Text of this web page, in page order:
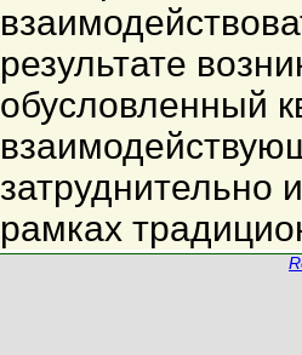
результате
обусловленный
затруднительно
рамках